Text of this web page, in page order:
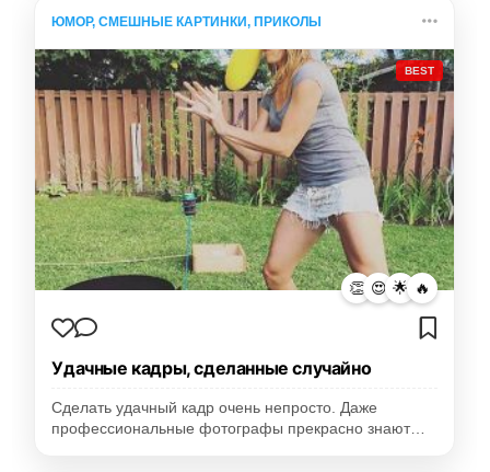
ЮМОР, СМЕШНЫЕ КАРТИНКИ, ПРИКОЛЫ
BEST
👏 😍 🌟 🔥
Удачные кадры, сделанные случайно
Сделать удачный кадр очень непросто. Даже
профессиональные фотографы прекрасно знают…